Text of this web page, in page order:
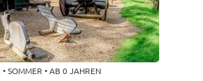
SOMMER • AB 0 JAHREN